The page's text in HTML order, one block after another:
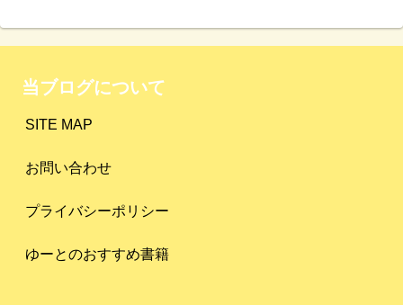
当ブログについて
SITE MAP
お問い合わせ
プライバシーポリシー
ゆーとのおすすめ書籍